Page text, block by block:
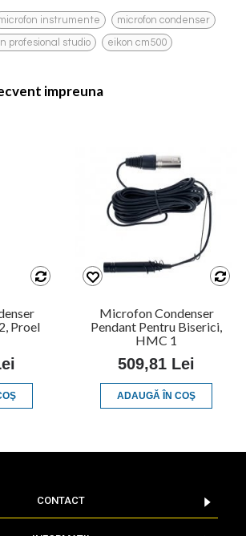
instrumente microfon condenser
profesional studio eikon cm500
impreuna
Proel
Microfon Condenser
Pendant Pentru Biserici,
HMC 1
509,81 Lei
ADAUGĂ ÎN COŞ
CONTACT